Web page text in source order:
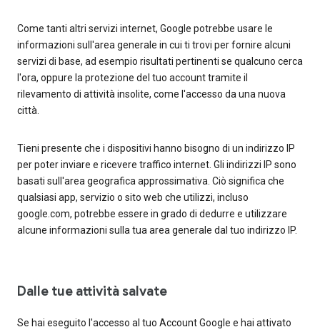
Come tanti altri servizi internet, Google potrebbe usare le
informazioni sull'area generale in cui ti trovi per fornire alcuni
servizi di base, ad esempio risultati pertinenti se qualcuno cerca
l'ora, oppure la protezione del tuo account tramite il
rilevamento di attività insolite, come l'accesso da una nuova
città.
Tieni presente che i dispositivi hanno bisogno di un indirizzo IP
per poter inviare e ricevere traffico internet. Gli indirizzi IP sono
basati sull'area geografica approssimativa. Ciò significa che
qualsiasi app, servizio o sito web che utilizzi, incluso
google.com, potrebbe essere in grado di dedurre e utilizzare
alcune informazioni sulla tua area generale dal tuo indirizzo IP.
Dalle tue attività salvate
Se hai eseguito l'accesso al tuo Account Google e hai attivato